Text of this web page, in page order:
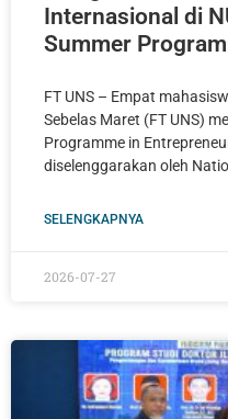
Internasional di
Summer
FT UNS – Empat
Sebelas Maret (FT UNS)
Programme in
diselenggarakan oleh
SELENGKAPNYA
2026-07-27